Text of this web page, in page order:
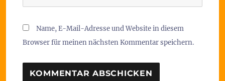
Name, E-Mail-Adresse und Website in diesem
Browser für meinen nächsten Kommentar speichern.